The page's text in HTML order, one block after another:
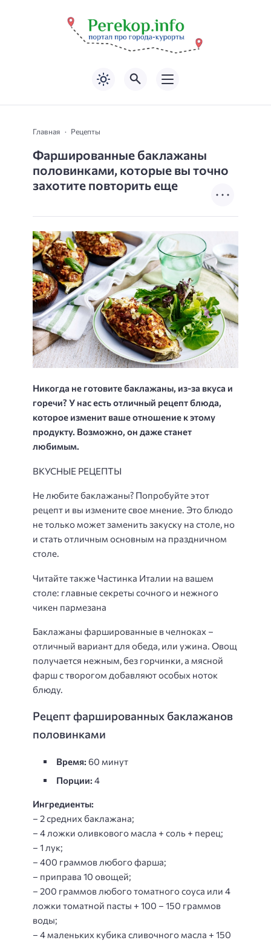
Главная Рецепты
Фаршированные баклажаны
половинками, которые вы точно
захотите повторить еще
Никогда не готовите баклажаны, из-за вкуса и
горечи? У нас есть отличный рецепт блюда,
которое изменит ваше отношение к этому
продукту. Возможно, он даже станет
любимым.
ВКУСНЫЕ РЕЦЕПТЫ
Не любите баклажаны? Попробуйте этот
рецепт и вы измените свое мнение. Это блюдо
не только может заменить закуску на столе, но
и стать отличным основным на праздничном
столе.
Читайте также Частинка Италии на вашем
столе: главные секреты сочного и нежного
чикен пармезана
Баклажаны фаршированные в челноках –
отличный вариант для обеда, или ужина. Овощ
получается нежным, без горчинки, а мясной
фарш с творогом добавляют особых ноток
блюду.
Рецепт фаршированных баклажанов
половинками
Время: 60 минут
Порции: 4
Ингредиенты:
– 2 средних баклажана;
– 4 ложки оливкового масла + соль + перец;
– 1 лук;
– 400 граммов любого фарша;
– приправа 10 овощей;
– 200 граммов любого томатного соуса или 4
ложки томатной пасты + 100 – 150 граммов
воды;
– 4 маленьких кубика сливочного масла + 150